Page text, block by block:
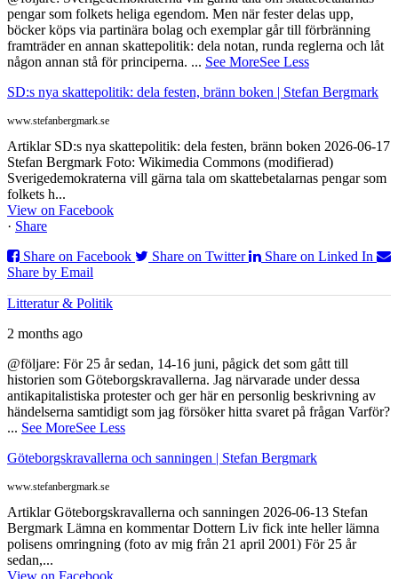
pengar som folkets heliga egendom. Men när fester delas upp,
böcker köps via partinära bolag och exemplar går till förbränning
framträder en annan skattepolitik: dela notan, runda reglerna och låt
någon annan stå för principerna. ... See MoreSee Less
SD:s nya skattepolitik: dela festen, bränn boken | Stefan Bergmark
www.stefanbergmark.se
Artiklar SD:s nya skattepolitik: dela festen, bränn boken 2026-06-17
Stefan Bergmark Foto: Wikimedia Commons (modifierad)
Sverigedemokraterna vill gärna tala om skattebetalarnas pengar som
folkets h...
View on Facebook
· Share
Share on Facebook
Share on Twitter
Share on Linked In
Share by Email
Litteratur & Politik
2 months ago
@följare: För 25 år sedan, 14-16 juni, pågick det som gått till
historien som Göteborgskravallerna. Jag närvarade under dessa
antikapitalistiska protester och ger här en personlig beskrivning av
händelserna samtidigt som jag försöker hitta svaret på frågan Varför?
... See MoreSee Less
Göteborgskravallerna och sanningen | Stefan Bergmark
www.stefanbergmark.se
Artiklar Göteborgskravallerna och sanningen 2026-06-13 Stefan
Bergmark Lämna en kommentar Dottern Liv fick inte heller lämna
polisens omringning (foto av mig från 21 april 2001) För 25 år
sedan,...
View on Facebook